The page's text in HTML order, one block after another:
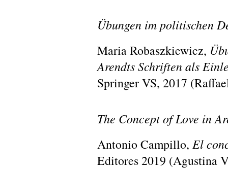
Übungen im politischen
Maria Robaszkiewicz,
Arendts Schriften als
Springer VS, 2017 (
The Concept of Love in
Antonio Campillo, El
Editores 2019 (Agustina